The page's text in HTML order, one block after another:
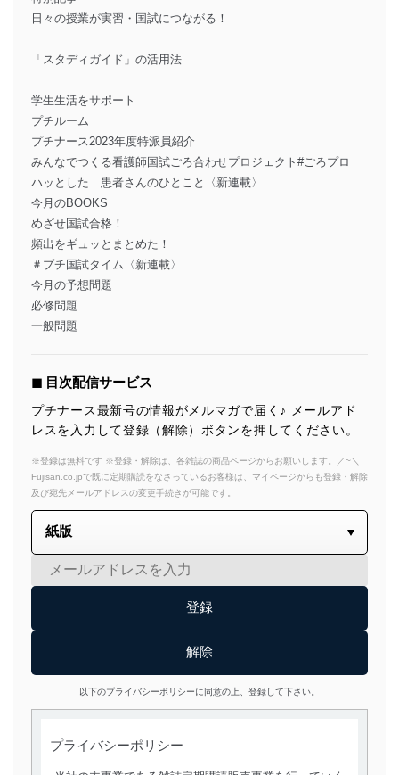
日々の授業が実習・国試につながる！
「スタディガイド」の活用法
学生生活をサポート
プチルーム
プチナース2023年度特派員紹介
みんなでつくる看護師国試ごろ合わせプロジェクト#ごろプロ
ハッとした 患者さんのひとこと〈新連載〉
今月のBOOKS
めざせ国試合格！
頻出をギュッとまとめた！
＃プチ国試タイム〈新連載〉
今月の予想問題
必修問題
一般問題
◼︎ 目次配信サービス
プチナース最新号の情報がメルマガで届く♪ メールアド
レスを入力して登録（解除）ボタンを押してください。
※登録は無料です ※登録・解除は、各雑誌の商品ページからお願いします。／~＼
Fujisan.co.jpで既に定期購読をなさっているお客様は、マイページからも登録・解除
及び宛先メールアドレスの変更手続きが可能です。
以下のプライバシーポリシーに同意の上、登録して下さい。
プライバシーポリシー